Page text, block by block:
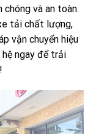
chóng và an toàn.
tải chất lượng,
vận chuyển hiệu
hệ ngay để trải